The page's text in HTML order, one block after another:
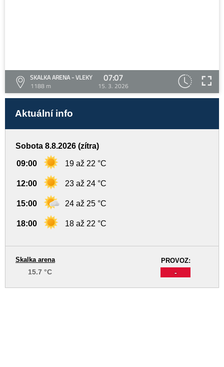
SKALKA ARENA - VLEKY
1188 m
07:07
15. 3. 2026
Aktuální info
Sobota 8.8.2026 (zítra)
09:00 19 až 22 °C
12:00 23 až 24 °C
15:00 24 až 25 °C
18:00 18 až 22 °C
PROVOZ:
-
Skalka arena
15.7 °C